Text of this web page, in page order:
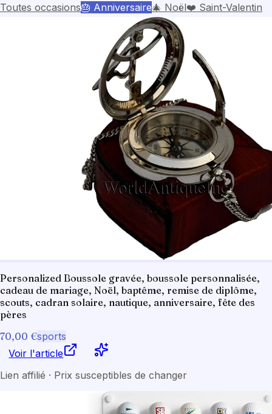
Toutes occasions🎂 Anniversaire🎄 Noël❤️ Saint-Valentin
Personalized Boussole gravée, boussole personnalisée,
cadeau de mariage, Noël, baptême, remise de diplôme,
scouts, cadran solaire, nautique, anniversaire, fête des
pères
70,00 €sports
Voir l'article
Lien affilié · Prix susceptibles de changer